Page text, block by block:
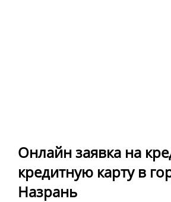
Онлайн заявка на
кредитную карту в
Назрань